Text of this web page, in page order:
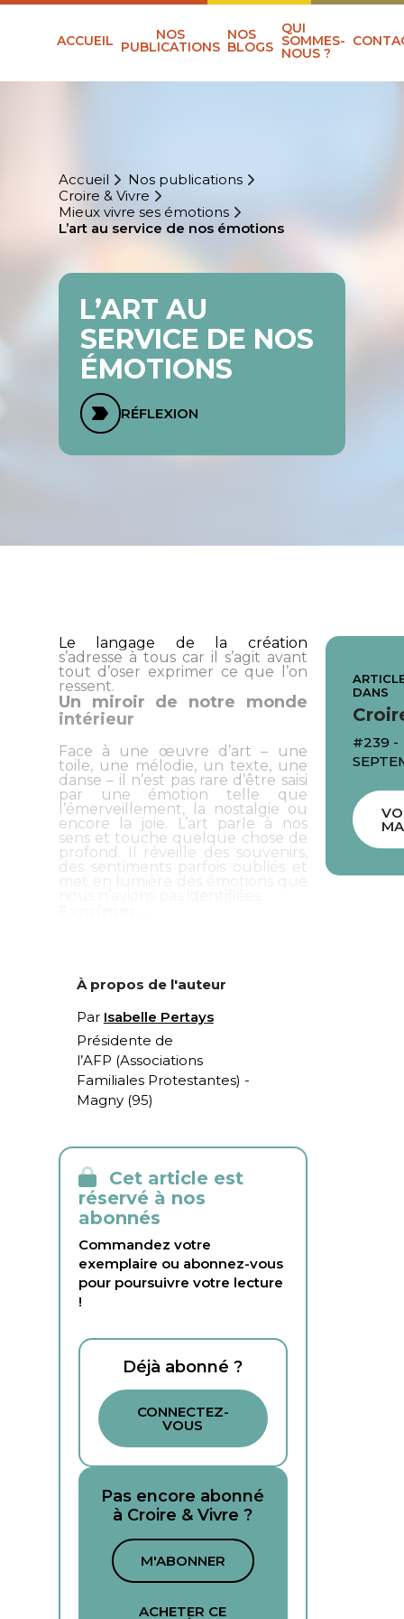
ACCUEIL NOS
PUBLICATIONS
NOS
BLOGS
QUI
SOMMES-
NOUS ?
Accueil
Nos publications
Croire & Vivre
Mieux vivre ses émotions
L’art au service de nos émotions
L’ART AU
SERVICE DE NOS
ÉMOTIONS
RÉFLEXION
Le langage de la création
s’adresse à tous car il s’agit avant
tout d’oser exprimer ce que l’on
ressent.
Un miroir de notre monde
intérieur
Face à une œuvre d’art – une
toile, une mélodie, un texte, une
danse – il n’est pas rare d’être saisi
par une émotion telle que
l’émerveillement, la nostalgie ou
encore la joie. L’art parle à nos
sens et touche quelque chose de
profond. Il réveille des souvenirs,
des sentiments parfois oubliés et
À propos de l'auteur
Par Isabelle Pertays
Présidente de
l’AFP (Associations
Familiales Protestantes) -
Magny (95)
Cet article est
réservé à nos
abonnés
Commandez votre
exemplaire ou abonnez-vous
pour poursuivre votre lecture
!
Déjà abonné ?
CONNECTEZ-
VOUS
Pas encore abonné
à Croire & Vivre ?
M'ABONNER
ACHETER CE
DANS
#239 -